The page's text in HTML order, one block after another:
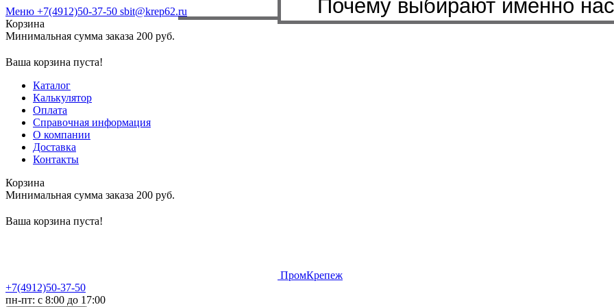
Меню +7(4912)50-37-50 sbit@krep62.ru
Корзина
Минимальная сумма заказа 200 руб.
Ваша корзина пуста!
Каталог
Калькулятор
Оплата
Справочная информация
О компании
Доставка
Контакты
Корзина
Минимальная сумма заказа 200 руб.
Ваша корзина пуста!
ПромКрепеж
+7(4912)50-37-50
пн-пт: с 8:00 до 17:00
Почему выбирают именно